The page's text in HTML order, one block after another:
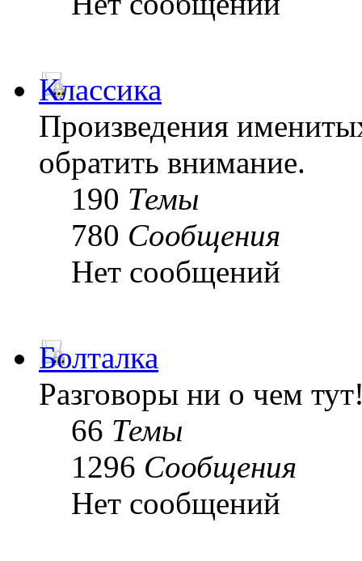
Классика
Произведения
обратить внимание.
190 Темы
780 Сообщения
Нет сообщений
Болталка
Разговоры ни о чем
66 Темы
1296 Сообщения
Нет сообщений